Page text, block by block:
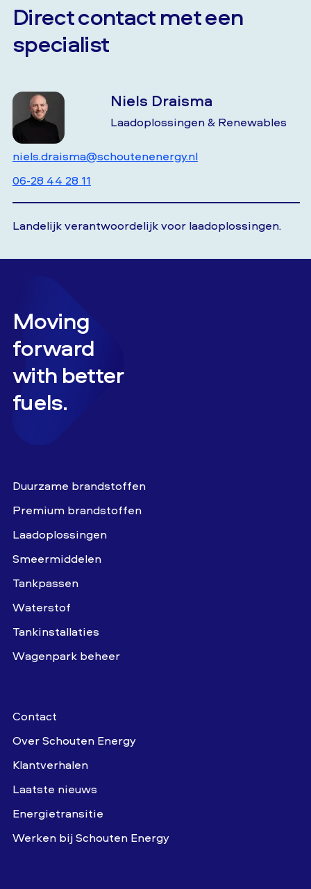
Direct contact met een
specialist
Niels Draisma
Laadoplossingen & Renewables
niels.draisma@schoutenenergy.nl
06-28 44 28 11
Landelijk verantwoordelijk voor laadoplossingen.
Moving
forward
with better
fuels.
Duurzame brandstoffen
Premium brandstoffen
Laadoplossingen
Smeermiddelen
Tankpassen
Waterstof
Tankinstallaties
Wagenpark beheer
Contact
Over Schouten Energy
Klantverhalen
Laatste nieuws
Energietransitie
Werken bij Schouten Energy